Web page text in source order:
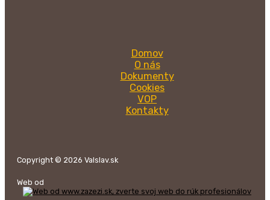
Domov
O nás
Dokumenty
Cookies
VOP
Kontakty
Copyright © 2026 Valslav.sk
Web od